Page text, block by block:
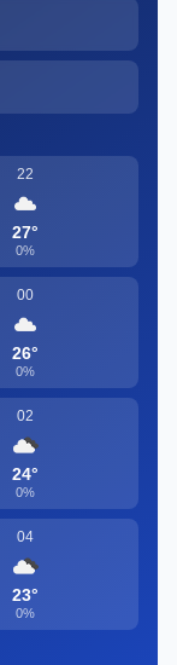
22
27°
0%
00
26°
0%
02
24°
0%
04
23°
0%